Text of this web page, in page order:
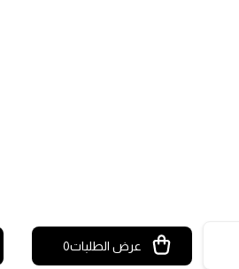
عرض الطلبات0